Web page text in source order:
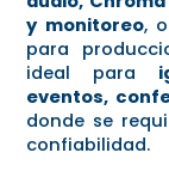
y monitoreo,
para
ideal para
eventos,
donde se
confiabilidad.